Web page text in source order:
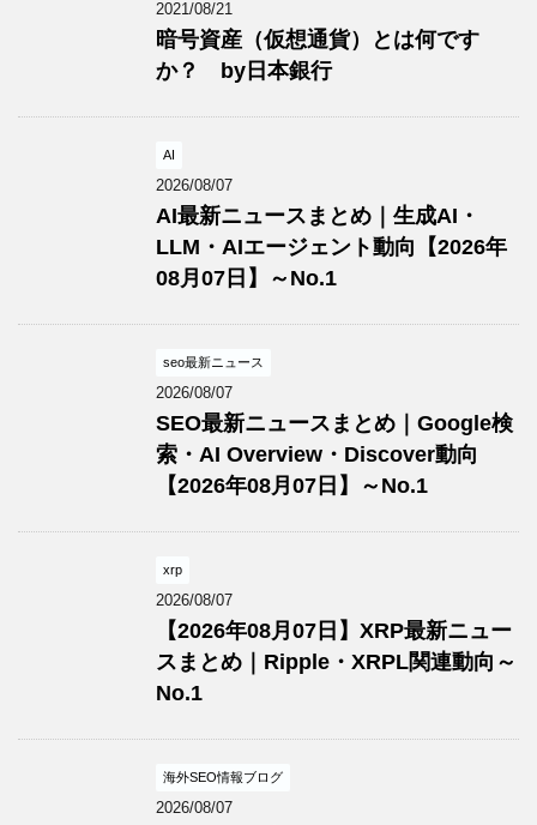
2021/08/21
暗号資産（仮想通貨）とは何です
か？ by日本銀行
AI
2026/08/07
AI最新ニュースまとめ｜生成AI・
LLM・AIエージェント動向【2026年
08月07日】～No.1
seo最新ニュース
2026/08/07
SEO最新ニュースまとめ｜Google検
索・AI Overview・Discover動向
【2026年08月07日】～No.1
xrp
2026/08/07
【2026年08月07日】XRP最新ニュー
スまとめ｜Ripple・XRPL関連動向～
No.1
海外SEO情報ブログ
2026/08/07